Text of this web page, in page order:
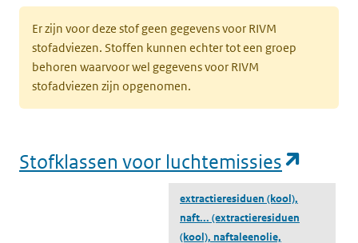
Er zijn voor deze stof geen gegevens voor RIVM
stofadviezen. Stoffen kunnen echter tot een groep
behoren waarvoor wel gegevens voor RIVM
stofadviezen zijn opgenomen.
Stofklassen voor luchtemissies
extractieresiduen (kool),
naft... (extractieresiduen
(kool), naftaleenolie,